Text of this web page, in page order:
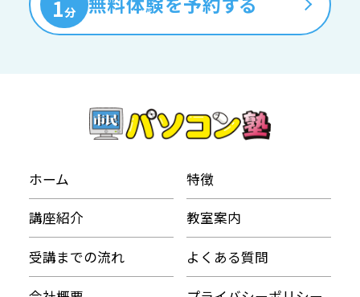
1分
ホーム 特徴
講座紹介 教室案内
受講までの流れ よくある質問